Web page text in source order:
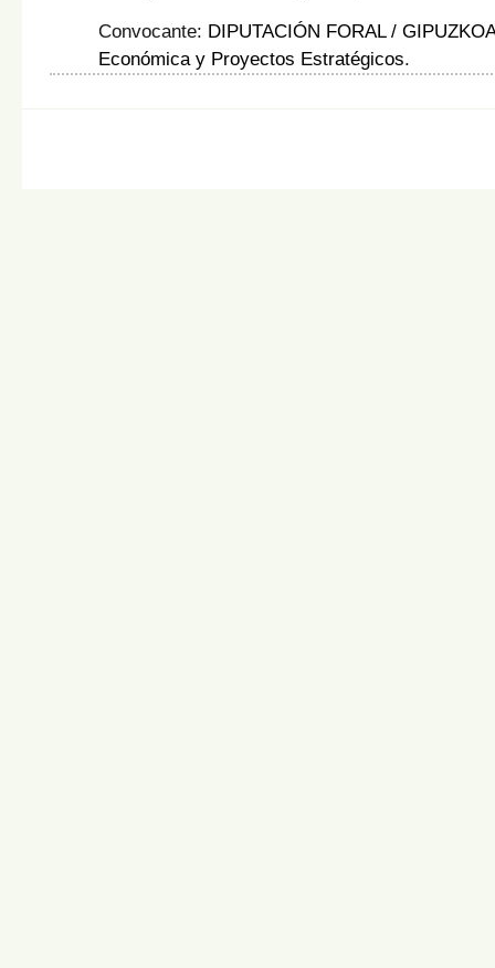
Convocante: DIPUTACIÓN FORAL / GIPUZKOA
Económica y Proyectos Estratégicos.